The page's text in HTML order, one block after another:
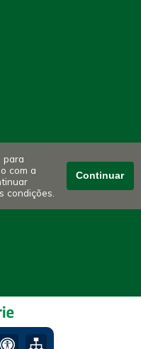
para
com a
condições.
Continuar